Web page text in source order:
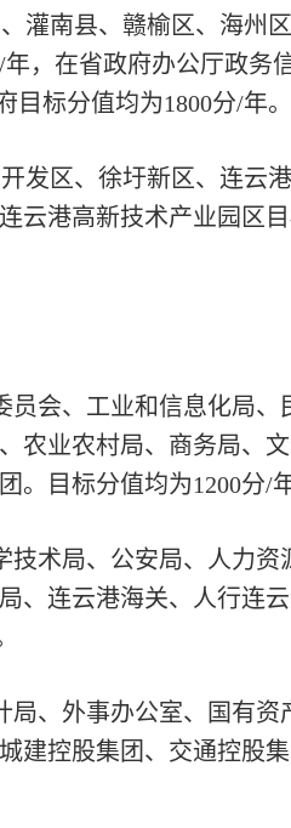
灌南县、赣榆区、海州
，在省政府办公厅政
标分值均为1800分/年。
发区、徐圩新区、连云
云港高新技术产业园区
员会、工业和信息化局
农业农村局、商务局、
。目标分值均为1200分/年
技术局、公安局、人力
、连云港海关、人行连
局、外事办公室、国有
建控股集团、交通控股